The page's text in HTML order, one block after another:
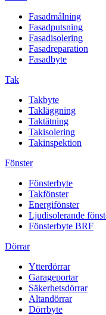
Fasadmålning
Fasadputsning
Fasadisolering
Fasadreparation
Fasadbyte
Tak
Takbyte
Takläggning
Taktätning
Takisolering
Takinspektion
Fönster
Fönsterbyte
Takfönster
Energifönster
Ljudisolerande
Fönsterbyte BRF
Dörrar
Ytterdörrar
Garageportar
Säkerhetsdörrar
Altandörrar
Dörrbyte